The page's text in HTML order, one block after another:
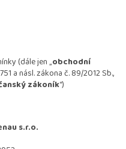
(dále jen „obchodní
a násl. zákona č. 89/2012 Sb.,
zákoník“)
s.r.o.